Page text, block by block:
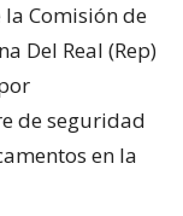
Comisión de
Del Real (Rep)
de seguridad
en la